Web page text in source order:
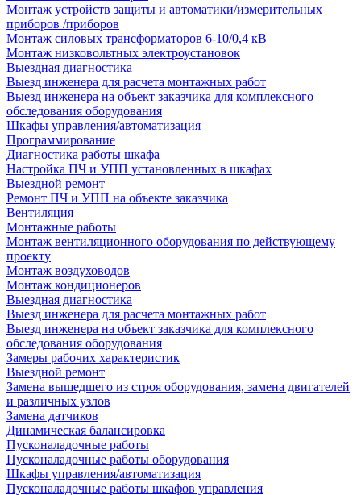
Монтаж устройств защиты и автоматики/измерительных
приборов /приборов
Монтаж силовых трансформаторов 6-10/0,4 кВ
Монтаж низковольтных электроустановок
Выездная диагностика
Выезд инженера для расчета монтажных работ
Выезд инженера на объект заказчика для комплексного
обследования оборудования
Шкафы управления/автоматизация
Программирование
Диагностика работы шкафа
Настройка ПЧ и УПП установленных в шкафах
Выездной ремонт
Ремонт ПЧ и УПП на объекте заказчика
Вентиляция
Монтажные работы
Монтаж вентиляционного оборудования по действующему
проекту
Монтаж воздуховодов
Монтаж кондиционеров
Выездная диагностика
Выезд инженера для расчета монтажных работ
Выезд инженера на объект заказчика для комплексного
обследования оборудования
Замеры рабочих характеристик
Выездной ремонт
Замена вышедшего из строя оборудования, замена двигателей
и различных узлов
Замена датчиков
Динамическая балансировка
Пусконаладочные работы
Пусконаладочные работы оборудования
Шкафы управления/автоматизация
Пусконаладочные работы шкафов управления